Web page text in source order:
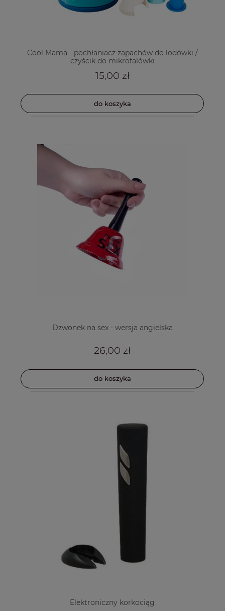
Cool Mama - pochłaniacz zapachów do lodówki /
czyścik do mikrofalówki
15,00 zł
do koszyka
Dzwonek na sex - wersja angielska
26,00 zł
do koszyka
Elektroniczny korkociąg